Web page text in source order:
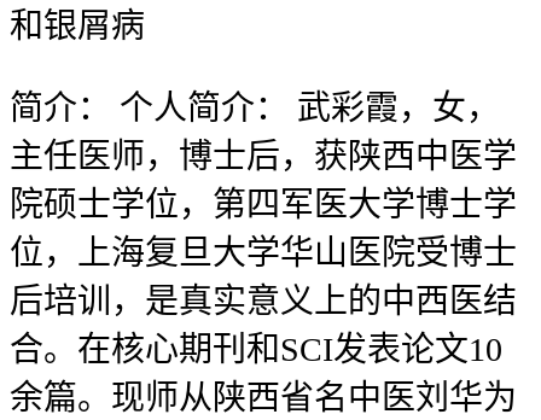
和银屑病
简介：
个人简介： 武彩霞，女，
主任医师，博士后，获陕西中医学
院硕士学位，第四军医大学博士学
位，上海复旦大学华山医院受博士
后培训，是真实意义上的中西医结
合。在核心期刊和SCI发表论文10
余篇。现师从陕西省名中医刘华为